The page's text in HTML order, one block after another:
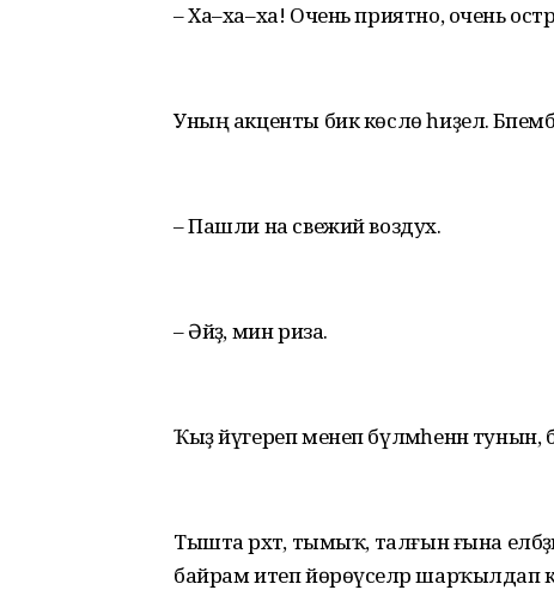
– Ха–ха–ха! Очень приятно, очень
Уның акценты бик көслө һиҙелә.
– Пашли на свежий воздух.
– Әйҙә, мин риза.
Ҡыҙ йүгереп менеп бүлмәһенән
Тышта рәхәт, тымыҡ, талғын ғына
байрам итеп йөрөүселәр шарҡылдап